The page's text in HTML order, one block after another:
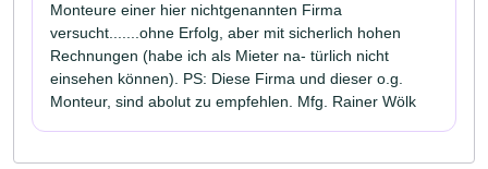
Monteure einer hier nichtgenannten Firma
versucht.......ohne Erfolg, aber mit sicherlich hohen
Rechnungen (habe ich als Mieter na- türlich nicht
einsehen können). PS: Diese Firma und dieser o.g.
Monteur, sind abolut zu empfehlen. Mfg. Rainer Wölk